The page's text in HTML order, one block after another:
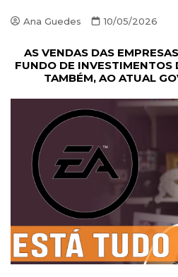
Ana Guedes 10/05/2026
AS VENDAS DAS
FUNDO DE INVESTIMENTOS
TAMBÉM, AO ATUAL